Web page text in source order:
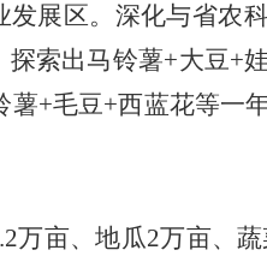
发展区。深化与省农
探索出马铃薯+大豆+
薯+毛豆+西蓝花等一
万亩、地瓜2万亩、